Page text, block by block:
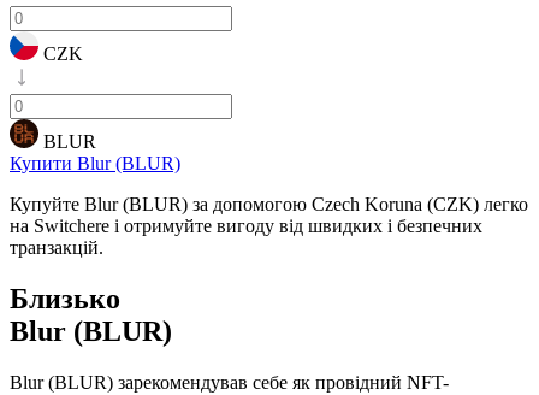
CZK
BLUR
Купити Blur (BLUR)
Купуйте Blur (BLUR) за допомогою Czech Koruna (CZK) легко
на Switchere і отримуйте вигоду від швидких і безпечних
транзакцій.
Близько
Blur (BLUR)
Blur (BLUR) зарекомендував себе як провідний NFT-